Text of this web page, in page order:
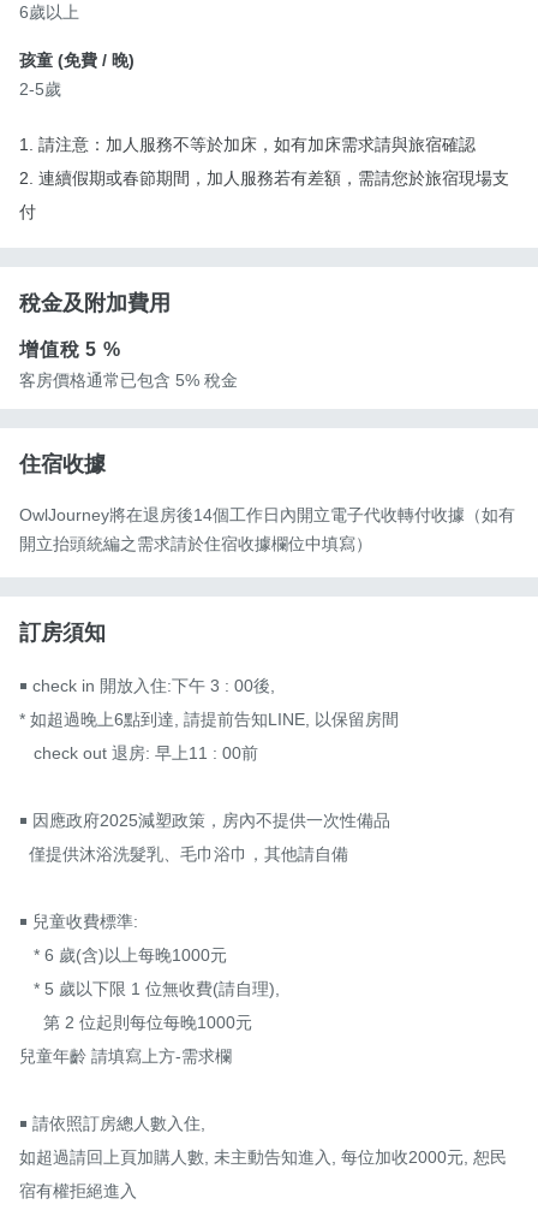
6歲以上
孩童 (免費 / 晚)
2-5歲
1. 請注意：加人服務不等於加床，如有加床需求請與旅宿確認
2. 連續假期或春節期間，加人服務若有差額，需請您於旅宿現場支
付
稅金及附加費用
增值稅5 %
客房價格通常已包含 5% 稅金
住宿收據
OwlJourney將在退房後14個工作日內開立電子代收轉付收據（如有
開立抬頭統編之需求請於住宿收據欄位中填寫）
訂房須知
￭ check in 開放入住:下午 3 : 00後,
* 如超過晚上6點到達, 請提前告知LINE, 以保留房間
￭ 因應政府2025減塑政策，房內不提供一次性備品
￭ 兒童收費標準:
兒童年齡 請填寫上方-需求欄
￭ 請依照訂房總人數入住,
如超過請回上頁加購人數, 未主動告知進入, 每位加收2000元, 恕民
宿有權拒絕進入